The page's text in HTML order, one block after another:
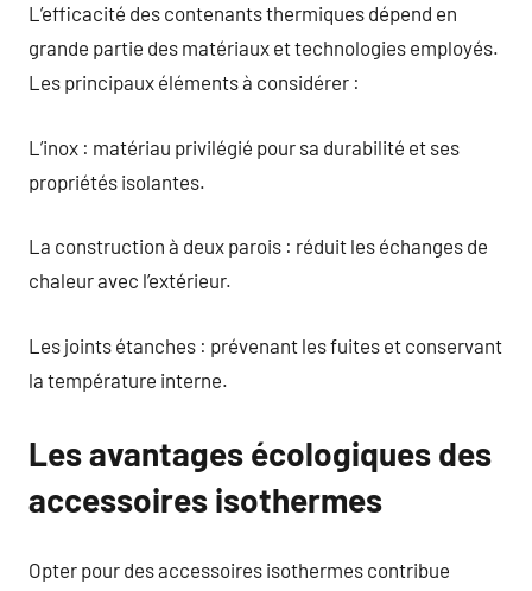
L’efficacité des contenants thermiques dépend en
grande partie des matériaux et technologies employés.
Les principaux éléments à considérer :
L’inox : matériau privilégié pour sa durabilité et ses
propriétés isolantes.
La construction à deux parois : réduit les échanges de
chaleur avec l’extérieur.
Les joints étanches : prévenant les fuites et conservant
la température interne.
Les avantages écologiques des
accessoires isothermes
Opter pour des accessoires isothermes contribue